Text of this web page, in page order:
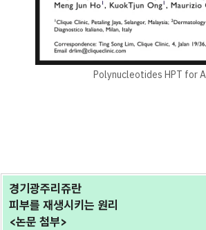
Polynucleotides HPT for
경기광주리쥬란
피부를 재생시키는 원리
<논문 첨부>